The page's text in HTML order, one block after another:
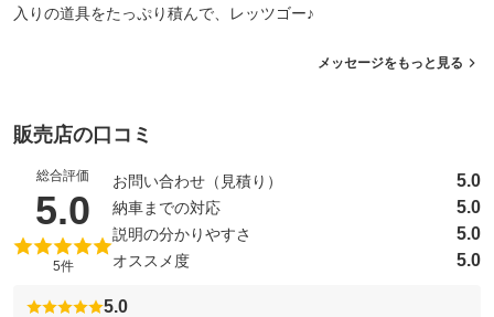
入りの道具をたっぷり積んで、レッツゴー♪
メッセージをもっと見る
販売店の口コミ
総合評価
5.0 （5点満点中）
5件
お問い合わせ（見積り） 5.0
納車までの対応 5.0
説明の分かりやすさ 5.0
オススメ度 5.0
5.0